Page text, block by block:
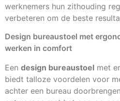
werknemers hun zithouding
verbeteren om de beste
Design bureaustoel met
werken in comfort
Een design bureaustoel met
biedt talloze voordelen voor
achter een bureau